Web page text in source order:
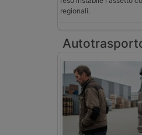
regionali.